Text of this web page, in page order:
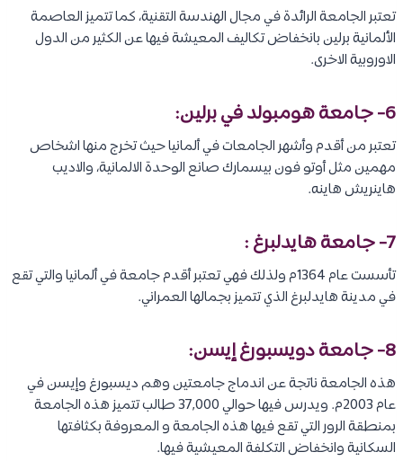
تعتبر الجامعة الرائدة في مجال الهندسة التقنية، كما تتميز العاصمة
الألمانية برلين بانخفاض تكاليف المعيشة فيها عن الكثير من الدول
الاوروبية الاخرى.
6- جامعة هومبولد في برلين:
تعتبر من أقدم وأشهر الجامعات في ألمانيا حيث تخرج منها اشخاص
مهمين مثل أوتو فون بيسمارك صانع الوحدة الالمانية، والاديب
هاينريش هاينه.
7- جامعة هايدلبرغ :
تأسست عام 1364م ولذلك فهي تعتبر أقدم جامعة في ألمانيا والتي تقع
في مدينة هايدلبرغ الذي تتميز بجمالها العمراني.
8- جامعة دويسبورغ إيسن:
هذه الجامعة ناتجة عن اندماج جامعتين وهم ديسبورغ وإيسن في
عام 2003م. ويدرس فيها حوالي 37,000 طالب تتميز هذه الجامعة
بمنطقة الرور التي تقع فيها هذه الجامعة و المعروفة بكثافتها
السكانية وانخفاض التكلفة المعيشية فيها.